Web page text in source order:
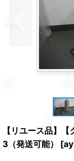
【リユース品】
3（発送可能）
[